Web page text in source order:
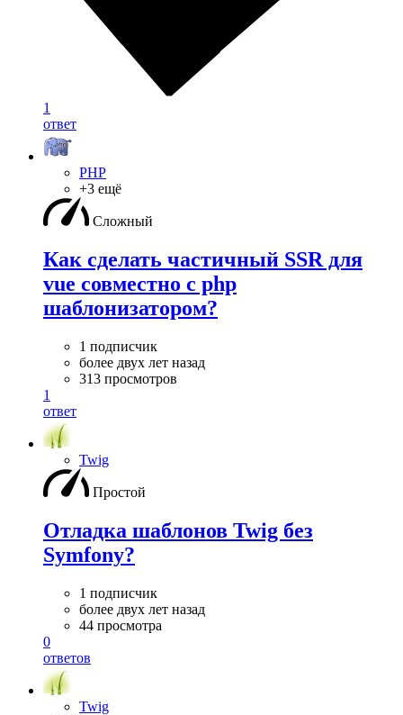
1
ответ
PHP
+3 ещё
Сложный
Как сделать частичный SSR для
vue совместно с php
шаблонизатором?
1 подписчик
более двух лет назад
313 просмотров
1
ответ
Twig
Простой
Отладка шаблонов Twig без
Symfony?
1 подписчик
более двух лет назад
44 просмотра
0
ответов
Twig